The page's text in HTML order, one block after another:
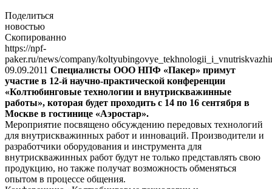
Поделиться
новостью
Скопированно
https://npf-
paker.ru/news/company/
09.09.2011 Специалисты ООО НПФ «Пакер» примут
участие в 12-й научно-практической конференции
«Колтюбинговые технологии и внутрискважинные
работы», которая будет проходить с 14 по 16 сентября в
Москве в гостинице «Аэростар».
Мероприятие посвящено обсуждению передовых технологий
для внутрискважинных работ и инноваций. Производители и
разработчики оборудования и инструмента для
внутрискважинных работ будут не только представлять свою
продукцию, но также получат возможность обменяться
опытом в процессе общения.